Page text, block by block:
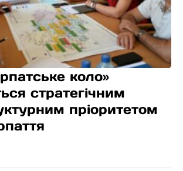
коло»
стратегічним
пріоритетом